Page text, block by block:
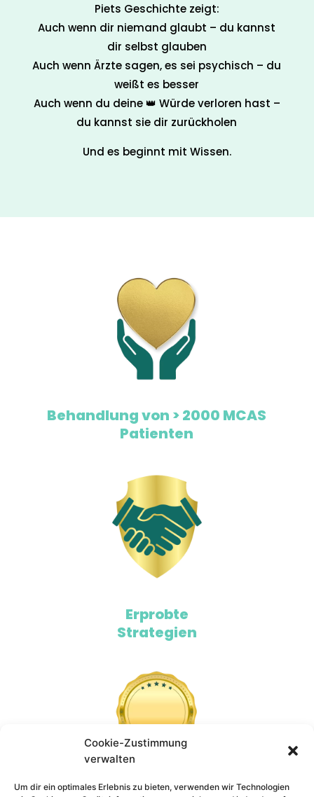
Cookie-Zustimmung
verwalten
Um dir ein optimales Erlebnis zu bieten, verwenden wir Technologien
Piets Geschichte zeigt:
Auch wenn dir niemand glaubt – du kannst
dir selbst glauben
Auch wenn Ärzte sagen, es sei psychisch – du
weißt es besser
Auch wenn du deine 👑 Würde verloren hast –
du kannst sie dir zurückholen
Und es beginnt mit Wissen.
Behandlung von > 2000 MCAS
Patienten
Erprobte
Strategien